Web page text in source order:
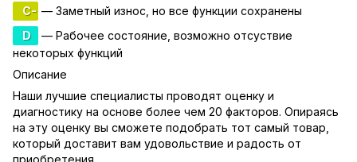
C- — Заметный износ, но все функции сохранены
D
— Рабочее состояние, возможно отсуствие
некоторых функций
Описание
Наши лучшие специалисты проводят оценку и
диагностику на основе более чем 20 факторов. Опираясь
на эту оценку вы сможете подобрать тот самый товар,
который доставит вам удовольствие и радость от